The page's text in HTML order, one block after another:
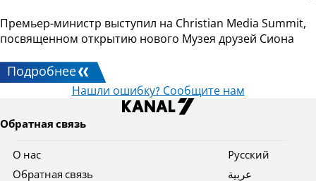
Премьер-министр выступил на Christian Media Summit,
посвященном открытию нового Музея друзей Сиона
Подробнее
Нашли ошибку? Сообщите нам
Обратная связь
О нас
Обратная связь
Pусский
عربية